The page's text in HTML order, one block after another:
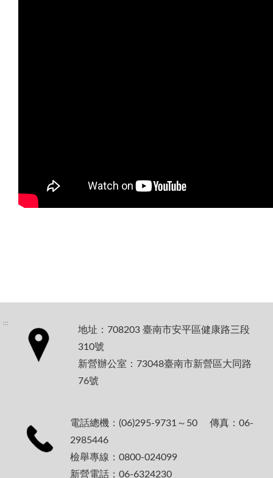
:::
地址：708203 臺南市安平區健康路三段
310號
新營辦公室：73048臺南市新營區大同路
76號
電話總機：(06)295-9731～50 傳真：06-
2985446
檢舉專線：0800-024099
新營電話：06-6324230